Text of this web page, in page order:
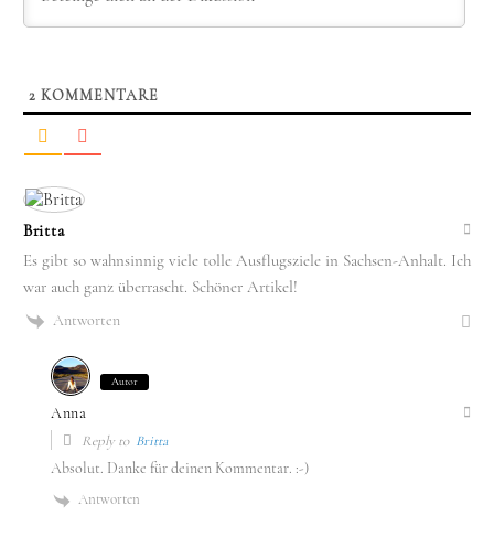
2 KOMMENTARE
Britta
Es gibt so wahnsinnig viele tolle Ausflugsziele in Sachsen-Anhalt. Ich
war auch ganz überrascht. Schöner Artikel!
Antworten
Autor
Anna
Reply to Britta
Absolut. Danke für deinen Kommentar. :-)
Antworten